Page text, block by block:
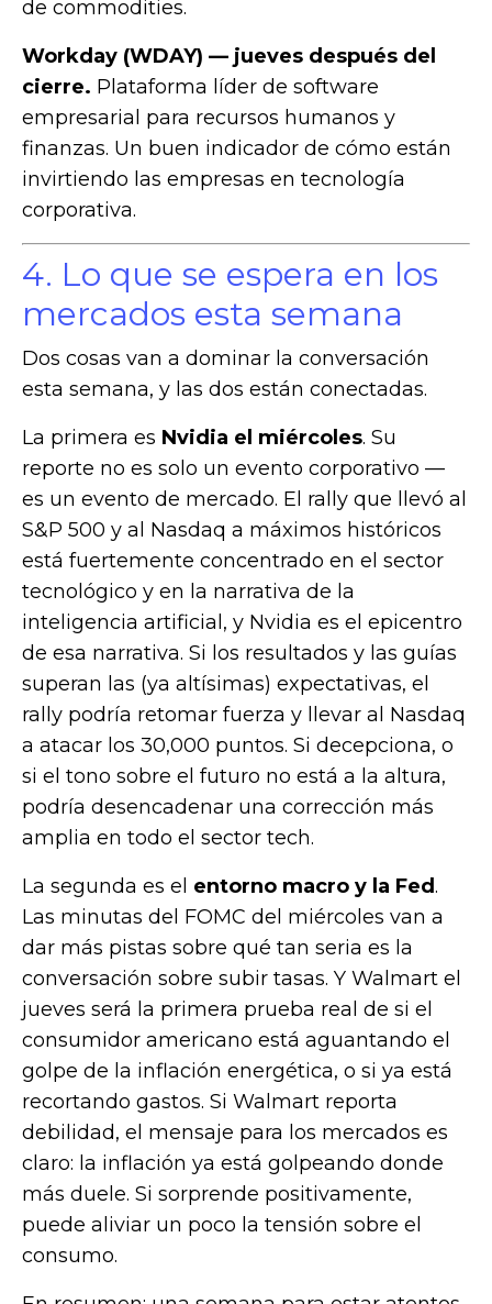
de commodities.
Workday (WDAY) — jueves después del
cierre. Plataforma líder de software
empresarial para recursos humanos y
finanzas. Un buen indicador de cómo están
invirtiendo las empresas en tecnología
corporativa.
4. Lo que se espera en los
mercados esta semana
Dos cosas van a dominar la conversación
esta semana, y las dos están conectadas.
La primera es Nvidia el miércoles. Su
reporte no es solo un evento corporativo —
es un evento de mercado. El rally que llevó al
S&P 500 y al Nasdaq a máximos históricos
está fuertemente concentrado en el sector
tecnológico y en la narrativa de la
inteligencia artificial, y Nvidia es el epicentro
de esa narrativa. Si los resultados y las guías
superan las (ya altísimas) expectativas, el
rally podría retomar fuerza y llevar al Nasdaq
a atacar los 30,000 puntos. Si decepciona, o
si el tono sobre el futuro no está a la altura,
podría desencadenar una corrección más
amplia en todo el sector tech.
La segunda es el entorno macro y la Fed.
Las minutas del FOMC del miércoles van a
dar más pistas sobre qué tan seria es la
conversación sobre subir tasas. Y Walmart el
jueves será la primera prueba real de si el
consumidor americano está aguantando el
golpe de la inflación energética, o si ya está
recortando gastos. Si Walmart reporta
debilidad, el mensaje para los mercados es
claro: la inflación ya está golpeando donde
más duele. Si sorprende positivamente,
puede aliviar un poco la tensión sobre el
consumo.